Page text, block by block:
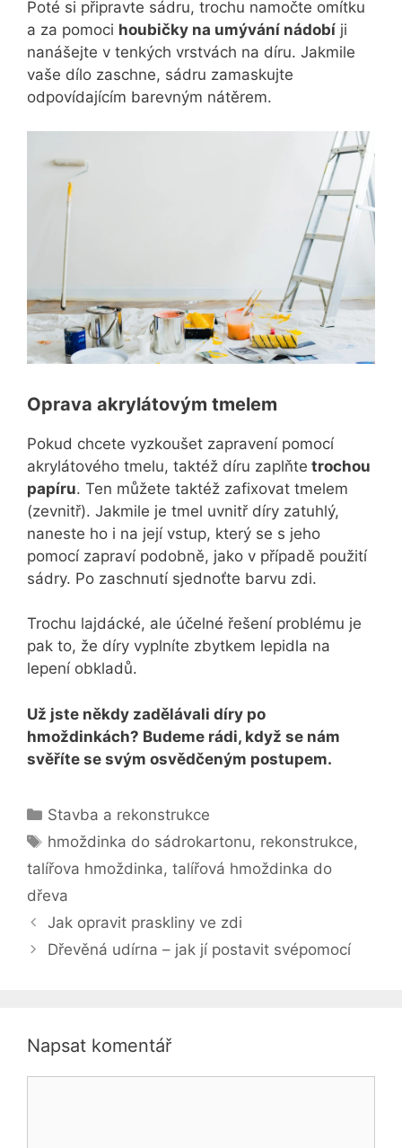
Poté si připravte sádru, trochu namočte omítku
a za pomoci houbičky na umývání nádobí ji
nanášejte v tenkých vrstvách na díru. Jakmile
vaše dílo zaschne, sádru zamaskujte
odpovídajícím barevným nátěrem.
Oprava akrylátovým tmelem
Pokud chcete vyzkoušet zapravení pomocí
akrylátového tmelu, taktéž díru zaplňte trochou
papíru. Ten můžete taktéž zafixovat tmelem
(zevnitř). Jakmile je tmel uvnitř díry zatuhlý,
naneste ho i na její vstup, který se s jeho
pomocí zapraví podobně, jako v případě použití
sádry. Po zaschnutí sjednoťte barvu zdi.
Trochu lajdácké, ale účelné řešení problému je
pak to, že díry vyplníte zbytkem lepidla na
lepení obkladů.
Už jste někdy zadělávali díry po
hmoždinkách? Budeme rádi, když se nám
svěříte se svým osvědčeným postupem.
Rubriky
Stavba a rekonstrukce
Štítky
hmoždinka do sádrokartonu, rekonstrukce,
talířova hmoždinka, talířová hmoždinka do
dřeva
Jak opravit praskliny ve zdi
Dřevěná udírna – jak jí postavit svépomocí
Napsat komentář